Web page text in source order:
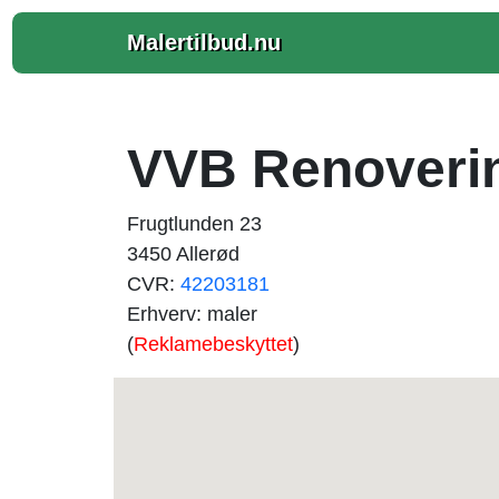
Malertilbud.nu
VVB
Frugtlunden 23
3450 Allerød
CVR: 42203181
Erhverv: maler
(Reklamebeskyttet)